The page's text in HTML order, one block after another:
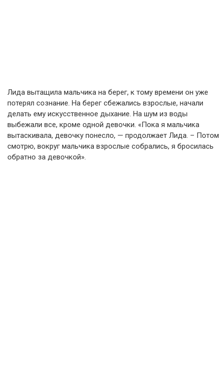
Лида вытащила мальчика на берег, к тому времени он уже
потерял сознание. На берег сбежались взрослые, начали
делать ему искусственное дыхание. На шум из воды
выбежали все, кроме одной девочки. «Пока я мальчика
вытаскивала, девочку понесло, — продолжает Лида. – Потом
смотрю, вокруг мальчика взрослые собрались, я бросилась
обратно за девочкой».